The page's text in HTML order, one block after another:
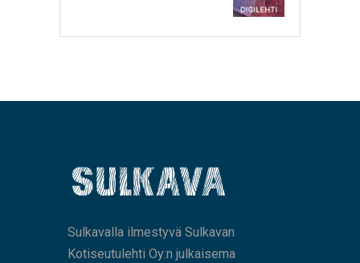
Sulkavalla ilmestyvä Sulkavan
Kotiseutulehti Oy:n julkaisema